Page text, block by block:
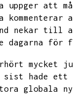
uppger att
nekar till
dagarna för
mycket
sist hade ett
globala